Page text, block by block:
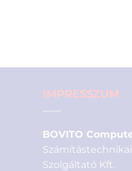
IMPRESSZUM
BOVITO
Szolgáltató Kft.